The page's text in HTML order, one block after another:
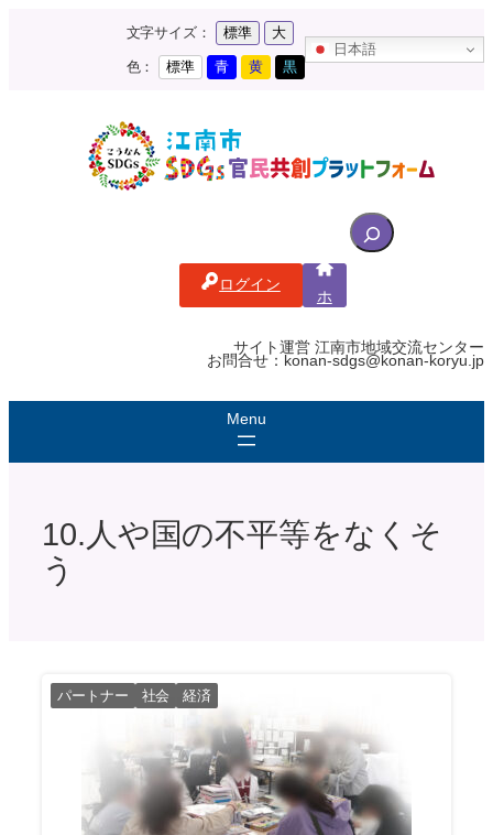
文字サイズ： 標準 大
色： 標準 青 黄 黒
日本語
a
r
h
f
r
ログイン
ホ
ム
サイト運営 江南市地域交流センター
お問合せ：konan-sdgs@konan-koryu.jp
10.人や国の不平等をなくそ
う
パートナー 社会 経済